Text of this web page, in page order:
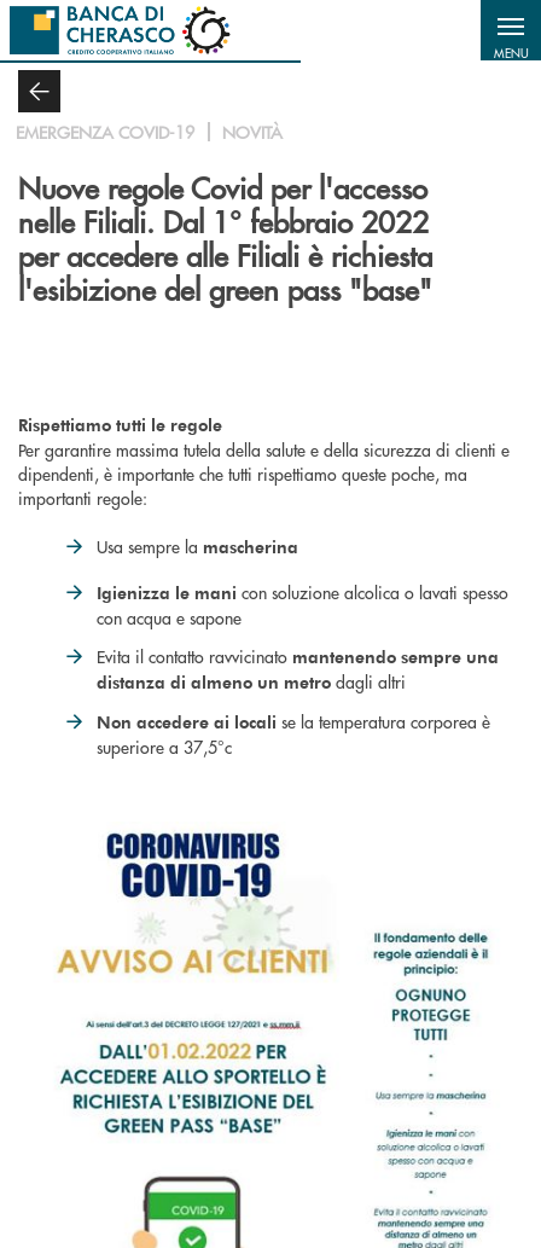
Salta al contenuto principale
MENU
EMERGENZA COVID-19 NOVITÀ
Nuove regole Covid per l'accesso
nelle Filiali. Dal 1° febbraio 2022
per accedere alle Filiali è richiesta
l'esibizione del green pass "base"
Rispettiamo tutti le regole
Per garantire massima tutela della salute e della sicurezza di clienti e
dipendenti, è importante che tutti rispettiamo queste poche, ma
importanti regole:
Usa sempre la mascherina
Igienizza le mani con soluzione alcolica o lavati spesso
con acqua e sapone
Evita il contatto ravvicinato mantenendo sempre una
distanza di almeno un metro dagli altri
Non accedere ai locali se la temperatura corporea è
superiore a 37,5°c